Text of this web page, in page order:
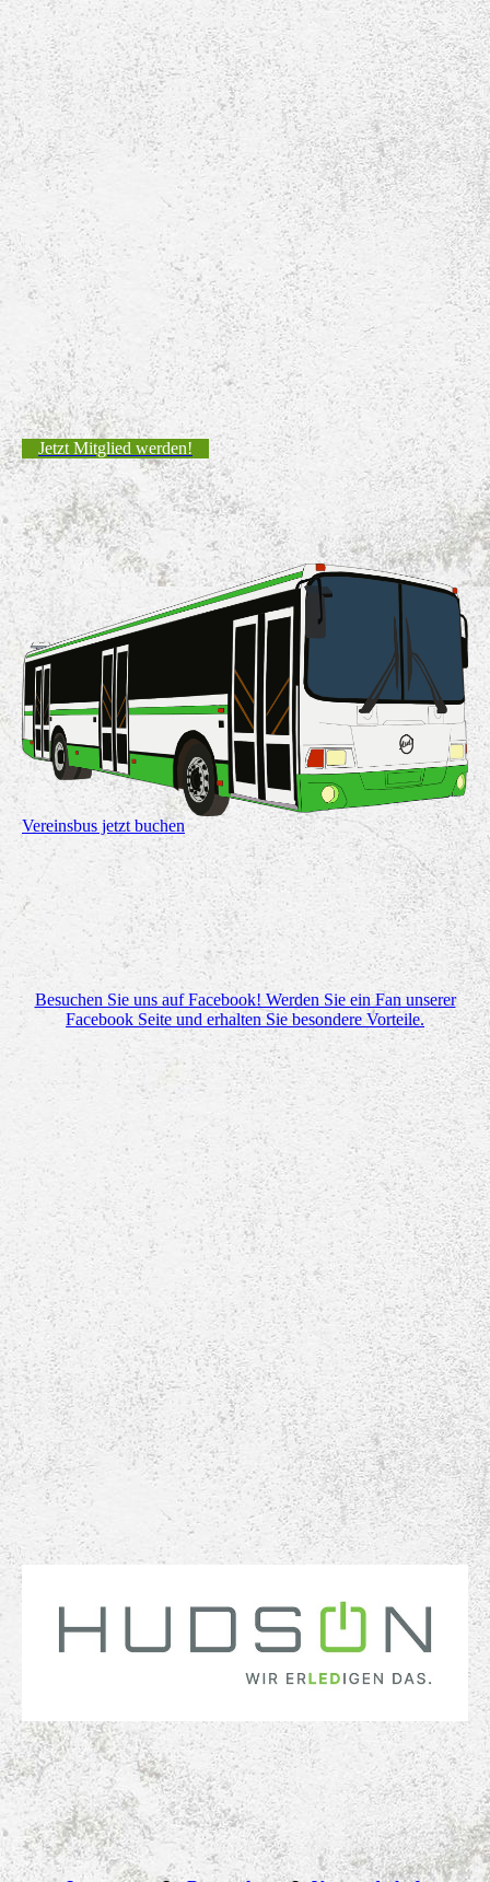
Jetzt Mitglied werden!
Vereinsbus jetzt buchen
Besuchen Sie uns auf Facebook! Werden Sie ein Fan unserer
Facebook Seite und erhalten Sie besondere Vorteile.